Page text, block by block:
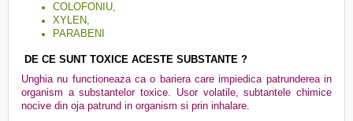
COLOFONIU,
XYLEN,
PARABENI
DE CE SUNT TOXICE ACESTE SUBSTANTE ?
Unghia nu functioneaza ca o bariera care impiedica patrunderea in
organism a substantelor toxice. Usor volatile, subtantele chimice
nocive din oja patrund in organism si prin inhalare.